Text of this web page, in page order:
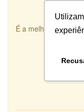
É a melhor